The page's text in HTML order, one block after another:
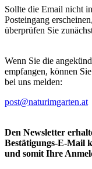
Sollte die Email nicht
Posteingang erscheinen,
überprüfen Sie
Wenn Sie die
empfangen, können
bei uns melden:
post@naturimgarten.at
Den Newsletter
Bestätigungs-E-Mail
und somit Ihre